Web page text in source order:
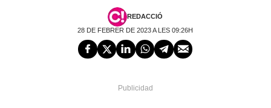
REDACCIÓ
28 DE FEBRER DE 2023 A LES 09:26H